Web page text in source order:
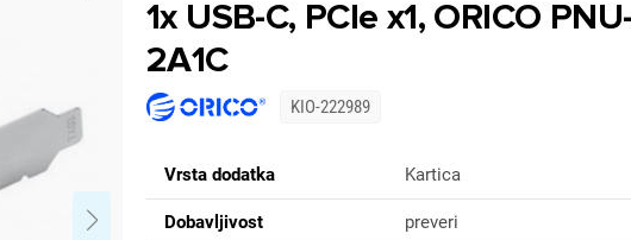
1x USB-C, PCIe x1, ORICO
2A1C
KIO-222989
Vrsta dodatka Kartica
Dobavljivost preveri